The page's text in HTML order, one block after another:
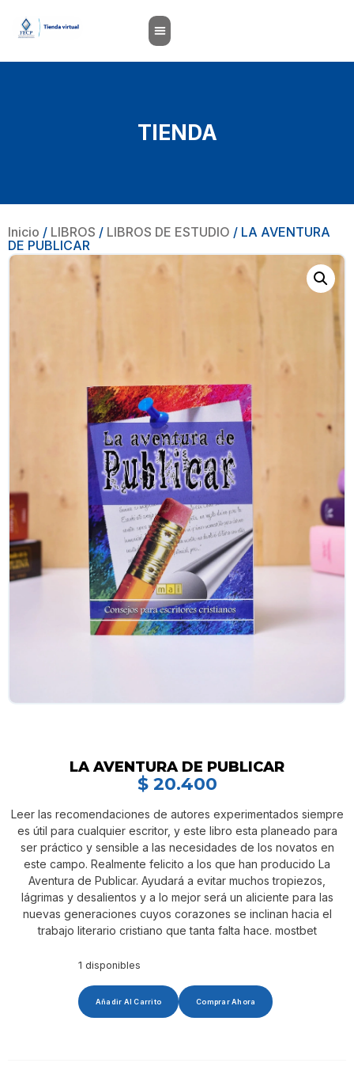
TIENDA
Inicio / LIBROS / LIBROS DE ESTUDIO / LA AVENTURA
DE PUBLICAR
LA AVENTURA DE PUBLICAR
$20.400
Leer las recomendaciones de autores experimentados siempre
es útil para cualquier escritor, y este libro esta planeado para
ser práctico y sensible a las necesidades de los novatos en
este campo. Realmente felicito a los que han producido La
Aventura de Publicar. Ayudará a evitar muchos tropiezos,
lágrimas y desalientos y a lo mejor será un aliciente para las
nuevas generaciones cuyos corazones se inclinan hacia el
trabajo literario cristiano que tanta falta hace. mostbet
1 disponibles
Añadir Al Carrito Comprar Ahora